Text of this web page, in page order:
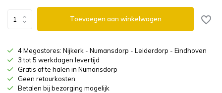
Toevoegen aan winkelwagen
4 Megastores: Nijkerk - Numansdorp - Leiderdorp - Eindhoven
3 tot 5 werkdagen levertijd
Gratis af te halen in Numansdorp
Geen retourkosten
Betalen bij bezorging mogelijk